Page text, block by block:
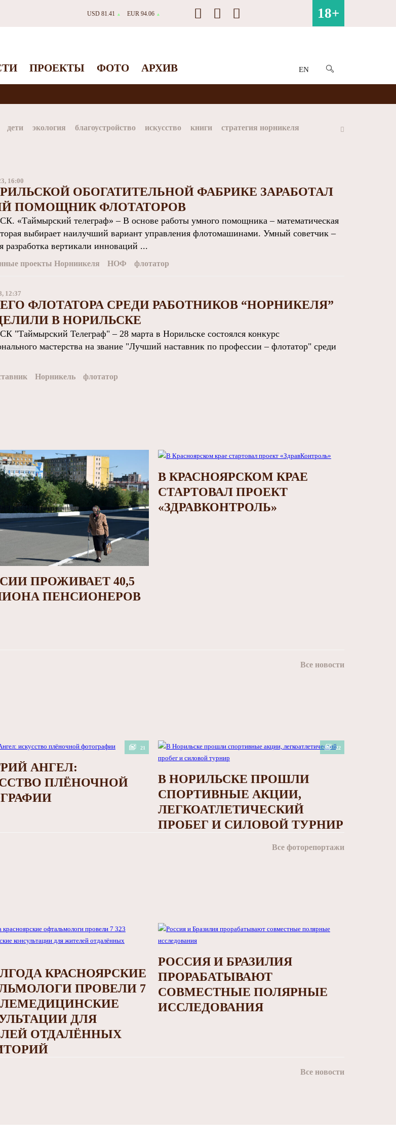
USD 81.41 ▲ EUR 94.06 ▲ 18+
ПРОЕКТЫ ФОТО АРХИВ EN
дети экология благоустройство искусство книги стратегия норникеля
16:00
ОБОГАТИТЕЛЬНОЙ ФАБРИКЕ ЗАРАБОТАЛ
ПОМОЩНИК ФЛОТАТОРОВ
«Таймырский телеграф» – В основе работы умного помощника – математическая
выбирает наилучший вариант управления флотомашинами. Умный советчик –
разработка вертикали инноваций ...
проекты Норниикеля НОФ флотатор
12:37
ФЛОТАТОРА СРЕДИ РАБОТНИКОВ “НОРНИКЕЛЯ”
В НОРИЛЬСКЕ
"Таймырский Телеграф" – 28 марта в Норильске состоялся конкурс
мастерства на звание "Лучший наставник по профессии – флотатор" среди
Норникель флотатор
ПРОЖИВАЕТ 40,5
ПЕНСИОНЕРОВ
В КРАСНОЯРСКОМ КРАЕ
СТАРТОВАЛ ПРОЕКТ
«ЗДРАВКОНТРОЛЬ»
Все новости
21
АНГЕЛ:
ПЛЁНОЧНОЙ
22
В НОРИЛЬСКЕ ПРОШЛИ
СПОРТИВНЫЕ АКЦИИ,
ЛЕГКОАТЛЕТИЧЕСКИЙ
ПРОБЕГ И СИЛОВОЙ ТУРНИР
Все фоторепортажи
КРАСНОЯРСКИЕ
ПРОВЕЛИ 7
ДЛЯ
ОТДАЛЁННЫХ
РОССИЯ И БРАЗИЛИЯ
ПРОРАБАТЫВАЮТ
СОВМЕСТНЫЕ ПОЛЯРНЫЕ
ИССЛЕДОВАНИЯ
Все новости